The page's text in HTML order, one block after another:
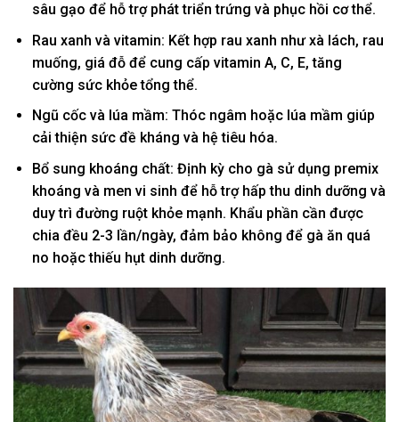
sâu gạo để hỗ trợ phát triển trứng và phục hồi cơ thể.
Rau xanh và vitamin: Kết hợp rau xanh như xà lách, rau
muống, giá đỗ để cung cấp vitamin A, C, E, tăng
cường sức khỏe tổng thể.
Ngũ cốc và lúa mầm: Thóc ngâm hoặc lúa mầm giúp
cải thiện sức đề kháng và hệ tiêu hóa.
Bổ sung khoáng chất: Định kỳ cho gà sử dụng premix
khoáng và men vi sinh để hỗ trợ hấp thu dinh dưỡng và
duy trì đường ruột khỏe mạnh. Khẩu phần cần được
chia đều 2-3 lần/ngày, đảm bảo không để gà ăn quá
no hoặc thiếu hụt dinh dưỡng.